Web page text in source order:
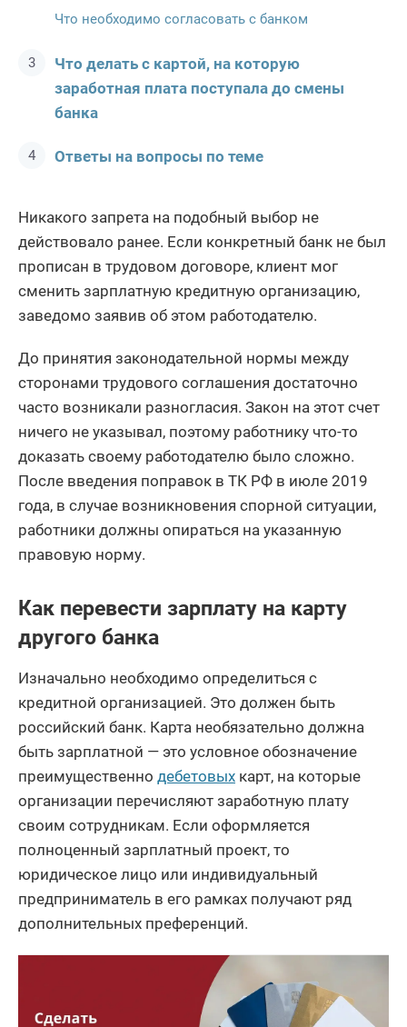
Что необходимо согласовать с банком
Что делать с картой, на которую
заработная плата поступала до смены
банка
Ответы на вопросы по теме
Никакого запрета на подобный выбор не
действовало ранее. Если конкретный банк не был
прописан в трудовом договоре, клиент мог
сменить зарплатную кредитную организацию,
заведомо заявив об этом работодателю.
До принятия законодательной нормы между
сторонами трудового соглашения достаточно
часто возникали разногласия. Закон на этот счет
ничего не указывал, поэтому работнику что-то
доказать своему работодателю было сложно.
После введения поправок в ТК РФ в июле 2019
года, в случае возникновения спорной ситуации,
работники должны опираться на указанную
правовую норму.
Как перевести зарплату на карту
другого банка
Изначально необходимо определиться с
кредитной организацией. Это должен быть
российский банк. Карта необязательно должна
быть зарплатной — это условное обозначение
преимущественно дебетовых карт, на которые
организации перечисляют заработную плату
своим сотрудникам. Если оформляется
полноценный зарплатный проект, то
юридическое лицо или индивидуальный
предприниматель в его рамках получают ряд
дополнительных преференций.